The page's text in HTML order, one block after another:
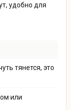
удобно для
тянется, это
или